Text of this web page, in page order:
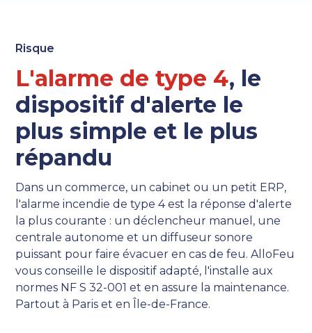
Risque
L'alarme de type 4, le
dispositif d'alerte le
plus simple et le plus
répandu
Dans un commerce, un cabinet ou un petit ERP,
l'alarme incendie de type 4 est la réponse d'alerte
la plus courante : un déclencheur manuel, une
centrale autonome et un diffuseur sonore
puissant pour faire évacuer en cas de feu. AlloFeu
vous conseille le dispositif adapté, l'installe aux
normes NF S 32-001 et en assure la maintenance.
Partout à Paris et en Île-de-France.